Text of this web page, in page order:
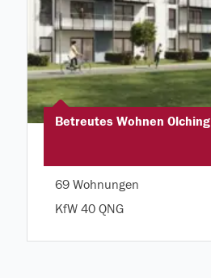
Betreutes Wohnen Olching
69 Wohnungen
KfW 40 QNG